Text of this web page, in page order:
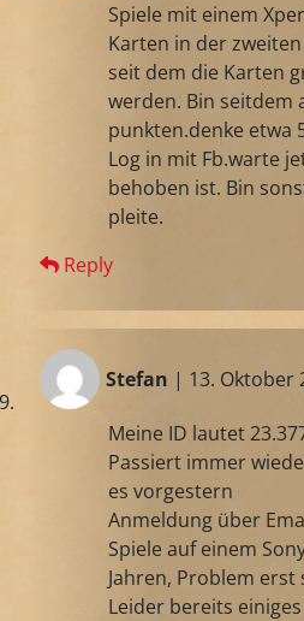
Spiele mit einem
Karten in der
seit dem die Karten
werden. Bin seitdem
punkten.denke etwa
Log in mit Fb.warte
behoben ist. Bin
pleite.
Reply
Stefan | 13. Oktober
Meine ID lautet
Passiert immer
es vorgestern
Anmeldung über
Spiele auf einem
Jahren, Problem erst
Leider bereits